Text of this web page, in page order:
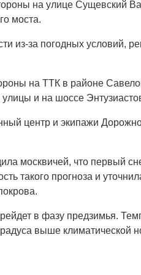
на улице Сущевский
моста.
из-за погодных условий,
на ТТК в районе
и на шоссе
центр и экипажи
москвичей, что первый
такого прогноза и
в фазу предзимья.
выше климатической